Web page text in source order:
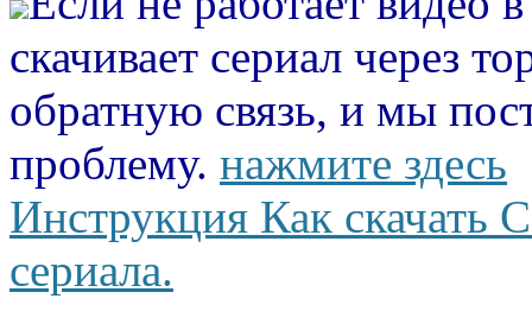
скачивает сериал через
обратную связь, и мы
проблему. нажмите здесь
Инструкция Как скачать
сериала.